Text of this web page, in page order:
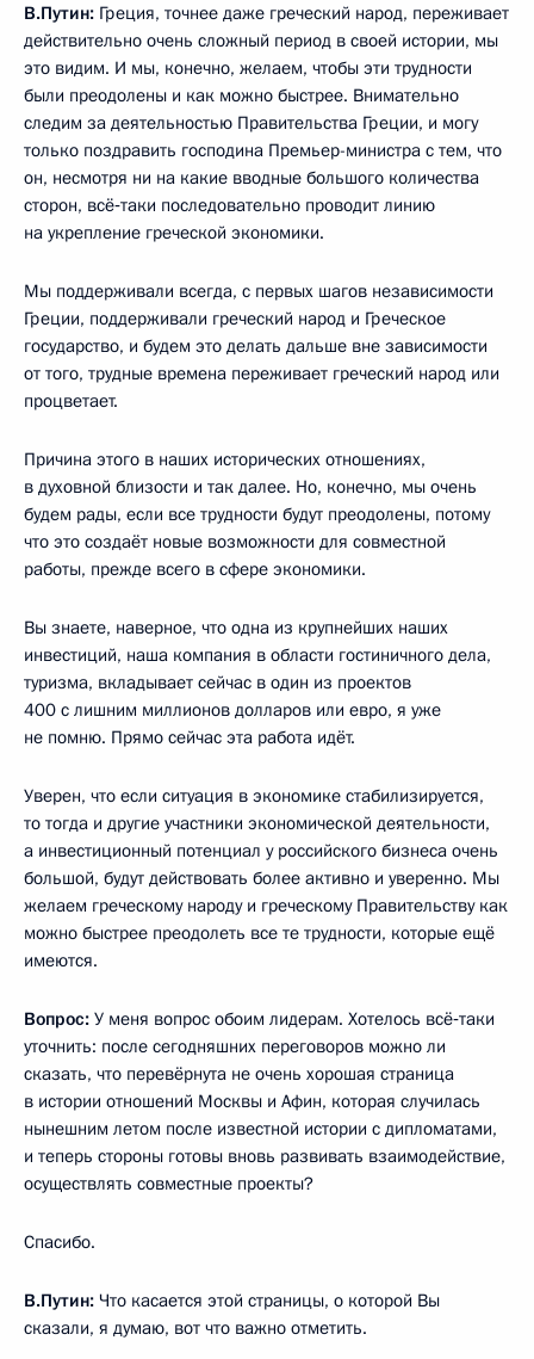
В.Путин: Греция, точнее даже греческий народ, переживает
действительно очень сложный период в своей истории, мы
это видим. И мы, конечно, желаем, чтобы эти трудности
были преодолены и как можно быстрее. Внимательно
следим за деятельностью Правительства Греции, и могу
только поздравить господина Премьер-министра с тем, что
он, несмотря ни на какие вводные большого количества
сторон, всё‑таки последовательно проводит линию
на укрепление греческой экономики.
Мы поддерживали всегда, с первых шагов независимости
Греции, поддерживали греческий народ и Греческое
государство, и будем это делать дальше вне зависимости
от того, трудные времена переживает греческий народ или
процветает.
Причина этого в наших исторических отношениях,
в духовной близости и так далее. Но, конечно, мы очень
будем рады, если все трудности будут преодолены, потому
что это создаёт новые возможности для совместной
работы, прежде всего в сфере экономики.
Вы знаете, наверное, что одна из крупнейших наших
инвестиций, наша компания в области гостиничного дела,
туризма, вкладывает сейчас в один из проектов
400 с лишним миллионов долларов или евро, я уже
не помню. Прямо сейчас эта работа идёт.
Уверен, что если ситуация в экономике стабилизируется,
то тогда и другие участники экономической деятельности,
а инвестиционный потенциал у российского бизнеса очень
большой, будут действовать более активно и уверенно. Мы
желаем греческому народу и греческому Правительству как
можно быстрее преодолеть все те трудности, которые ещё
имеются.
Вопрос: У меня вопрос обоим лидерам. Хотелось всё‑таки
уточнить: после сегодняшних переговоров можно ли
сказать, что перевёрнута не очень хорошая страница
в истории отношений Москвы и Афин, которая случилась
нынешним летом после известной истории с дипломатами,
и теперь стороны готовы вновь развивать взаимодействие,
осуществлять совместные проекты?
Спасибо.
В.Путин: Что касается этой страницы, о которой Вы
сказали, я думаю, вот что важно отметить.